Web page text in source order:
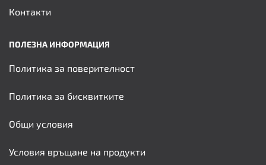
Контакти
ПОЛЕЗНА ИНФОРМАЦИЯ
Политика за поверителност
Политика за бисквитките
Общи условия
Условия връщане на продукти